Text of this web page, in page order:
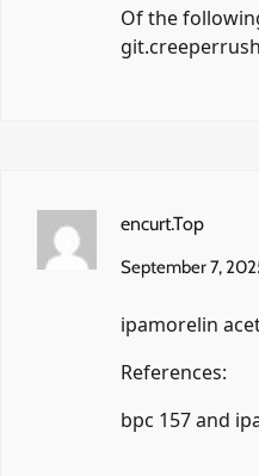
Of the
encurt.Top
September 7,
ipamorelin
References:
bpc 157 and